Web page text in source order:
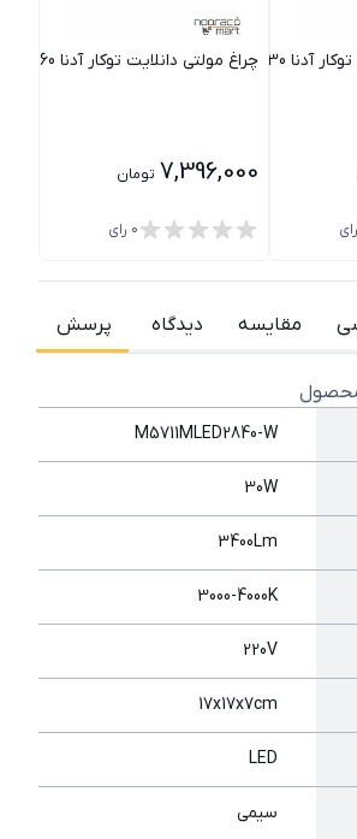
مشکی مازی نور
رای
چراغ مولتی دانلایت توکار آدنا 60 وات دو خانه سفید مازی نور
7,396,000 تومان
0 رای
مقایسه دیدگاه پرسش
M5711MLED2840-W
30W
3400Lm
3000-4000K
220V
17x17x7cm
LED
سیمی